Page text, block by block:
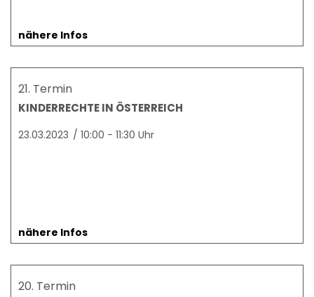
nähere Infos
21. Termin
KINDERRECHTE IN ÖSTERREICH
23.03.2023 / 10:00 - 11:30 Uhr
nähere Infos
20. Termin